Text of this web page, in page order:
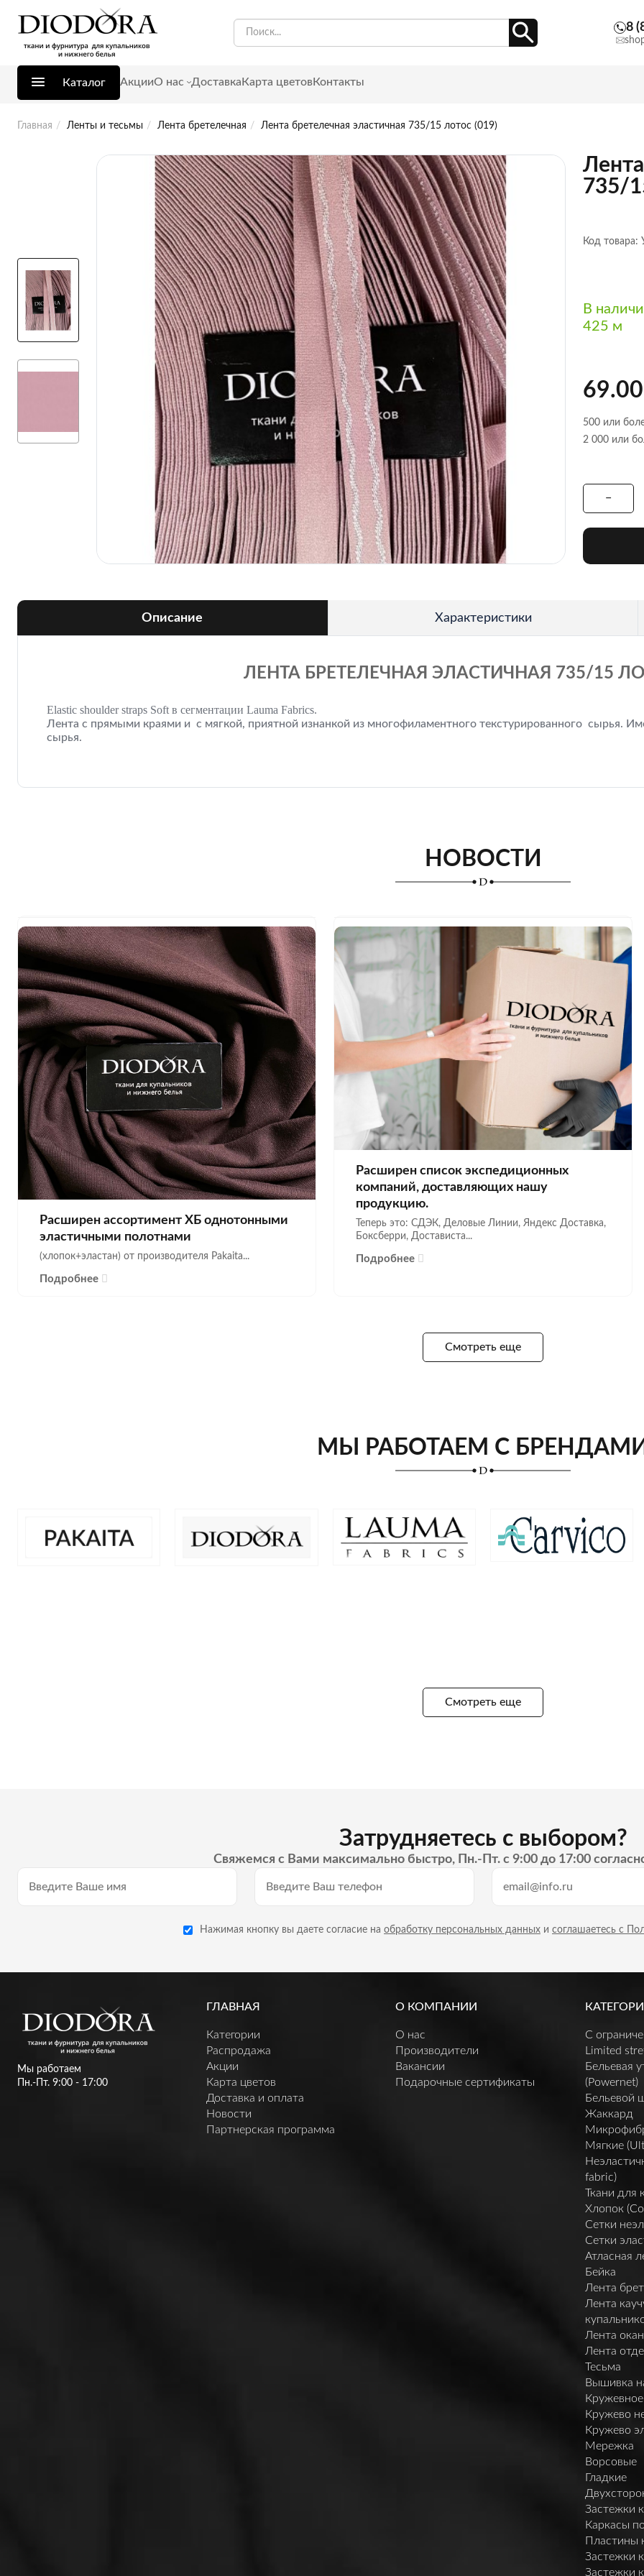
8
Каталог АкцииО нас Доставка Карта цветовКонтакты
Главная Ленты и тесьмы Лента бретелечная Лента бретелечная эластичная 735/15 лотос (019)
735/
Код товара:
В
425 м
500 или
2 000 или
Описание Характеристики
ЛЕНТА БРЕТЕЛЕЧНАЯ ЭЛАСТИЧНАЯ 735/15
Elastic shoulder straps Soft в сегментации Lauma Fabrics.
Лента с прямыми краями и с мягкой, приятной изнанкой из многофиламентного текстурированного сырья.
сырья.
НОВОСТИ
Расширен ассортимент ХБ однотонными
эластичными полотнами
(хлопок+эластан) от производителя Pakaita...
Подробнее
Расширен список экспедиционных
компаний, доставляющих нашу
продукцию.
Теперь это: СДЭК, Деловые Линии, Яндекс Доставка,
Боксберри, Достависта...
Подробнее
Смотреть еще
МЫ РАБОТАЕМ С
Смотреть еще
Затрудняетесь с выбором?
Свяжемся с Вами максимально быстро, Пн.-Пт. с 9:00 до 17:00
Нажимая кнопку вы даете согласие на обработку персональных данных и соглашаетесь с
Мы работаем
Пн.-Пт. 9:00 - 17:00
ГЛАВНАЯ
Категории
Распродажа
Акции
Карта цветов
Доставка и оплата
Новости
Партнерская программа
О КОМПАНИИ
О нас
Производители
Вакансии
Подарочные сертификаты
C
Limited
Бельевая
(Powernet)
Бельевой
Жаккард
Мягкие
fabric)
Ткани для
Хлопок
Сетки
Сетки
Атласная
Бейка
Лента
Лента
Лента
Лента
Тесьма
Вышивка
Кружево
Кружево
Мережка
Ворсовые
Гладкие
Застежки
Каркасы
Пластины
Застежки
Застежки